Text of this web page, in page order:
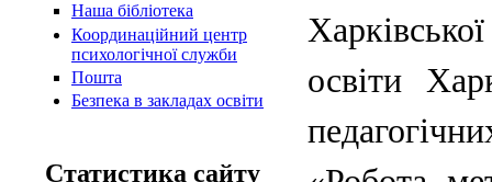
Наша бібліотека
Координаційний центр
психологічної служби
Пошта
Безпека в закладах освіти
Статистика сайту
освіти